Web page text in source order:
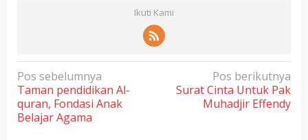
Ikuti Kami
N
a
v
Pos sebelumnya
Taman pendidikan Al-
quran, Fondasi Anak
Belajar Agama
Pos berikutnya
Surat Cinta Untuk Pak
Muhadjir Effendy